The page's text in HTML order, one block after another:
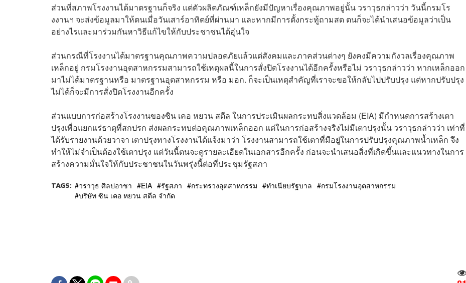
ส่วนที่สภาพโรงงานได้มาตรฐานก็จริง แต่ตัวผลิตภัณฑ์เหล็กยังมีปัญหาเรื่องคุณภาพอยู่นั้น วราวุธกล่าวว่า วันนี้กรมโร
งงานฯ จะส่งข้อมูลมาให้ตนเมื่อวันเสาร์อาทิตย์ที่ผ่านมา และหากมีการตั้งกระทู้ถามสด ตนก็จะได้นำเสนอข้อมูลว่าเป็น
อย่างไรและมาร่วมกันหาวิธีแก้ไขให้กับประชาชนได้อุ่นใจ
ส่วนกรณีที่โรงงานได้มาตรฐานคุณภาพความปลอดภัยแล้วแต่สังคมและภาคส่วนต่างๆ ยังคงมีความกังวลเรื่องคุณภาพ
เหล็กอยู่ กรมโรงงานอุตสาหกรรมสามารถใช้เหตุผลนี้ในการสั่งปิดโรงงานได้อีกครั้งหรือไม่ วราวุธกล่าวว่า หากเหล็กออก
มาไม่ได้มาตรฐานหรือ มาตรฐานอุตสาหกรรม หรือ มอก. ก็จะเป็นเหตุสำคัญที่เราจะขอให้กลับไปปรับปรุง แต่หากปรับปรุง
ไม่ได้ก็จะมีการสั่งปิดโรงงานอีกครั้ง
ส่วนแบบการก่อสร้างโรงงานของซิน เคอ หยวน สตีล ในการประเมินผลกระทบสิ่งแวดล้อม (EIA) มีกำหนดการสร้างเตา
ปรุงเพื่อแยกแร่ธาตุที่สกปรก ส่งผลกระทบต่อคุณภาพเหล็กออก แต่ในการก่อสร้างจริงไม่มีเตาปรุงนั้น วราวุธกล่าวว่า เท่าที่
ได้รับรายงานด้วยวาจา เตาปรุงทางโรงงานได้แจ้งมาว่า โรงงานสามารถใช้เตาที่มีอยู่ในการปรับปรุงคุณภาพน้ำเหล็ก จึง
ทำให้ไม่จำเป็นต้องใช้เตาปรุง แต่วันนี้ตนจะดูรายละเอียดในเอกสารอีกครั้ง ก่อนจะนำเสนอสิ่งที่เกิดขึ้นและแนวทางในการ
สร้างความมั่นใจให้กับประชาชนในวันพรุ่งนี้ต่อที่ประชุมรัฐสภา
TAGS: วราวุธ ศิลปอาชา EIA รัฐสภา กระทรวงอุตสาหกรรม ทำเนียบรัฐบาล
กรมโรงงานอุตสาหกรรม
บริษัท ซิน เคอ หยวน สตีล จำกัด